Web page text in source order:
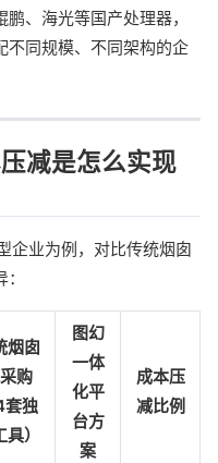
、海光等国产处理器，
不同规模、不同架构的企
减是怎么实现
企业为例，对比传统烟囱
烟囱
购
套独
）
图幻
一体
化平
台方
案
成本压
减比例